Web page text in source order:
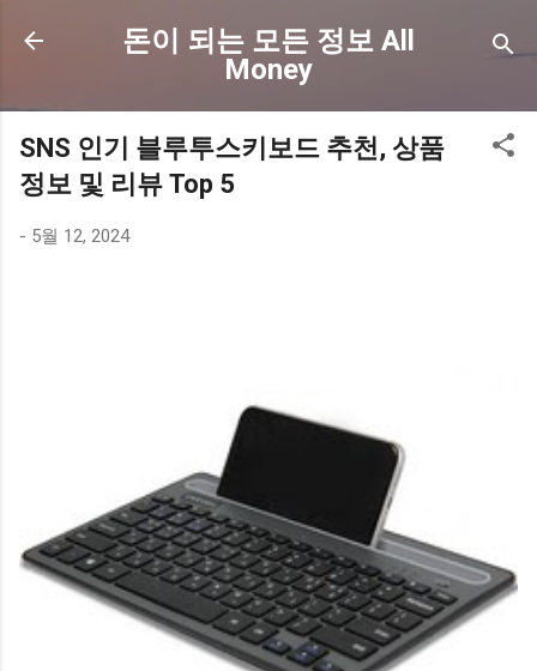
기본 콘텐츠로 건너뛰기
돈이 되는 모든 정보 All
Money
SNS 인기 블루투스키보드 추천, 상품
정보 및 리뷰 Top 5
- 5월 12, 2024